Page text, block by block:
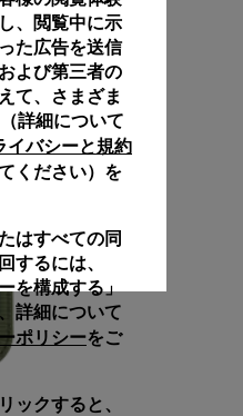
、閲覧中に示
た広告を送信
よび第三者の
て、さまざま
詳細について
バシーと規約
ください）を
はすべての同
するには、
を構成する」
詳細について
ポリシーをご
ックすると、